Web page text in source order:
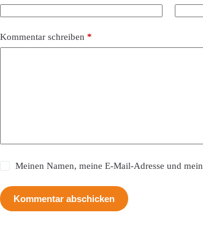
Kommentar schreiben *
Meinen Namen, meine E-Mail-Adresse und
Kommentar abschicken